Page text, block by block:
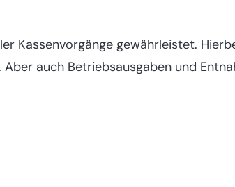
Kassen­vorgänge gewährleistet.
auch Betriebsausgaben und